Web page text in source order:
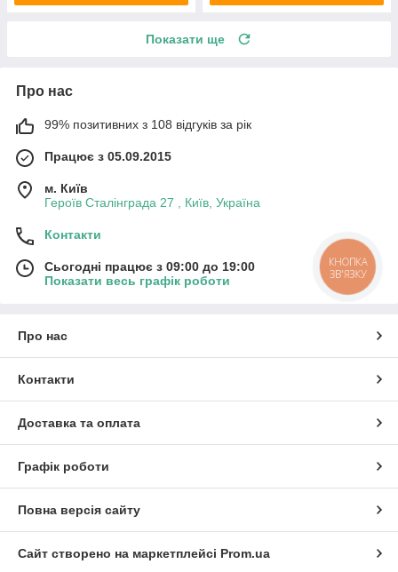
Показати ще
Про нас
99% позитивних з 108 відгуків за рік
Працює з 05.09.2015
м. Київ
Героїв Сталінграда 27 , Київ, Україна
Контакти
Сьогодні працює з 09:00 до 19:00
Показати весь графік роботи
Про нас
Контакти
Доставка та оплата
Графік роботи
Повна версія сайту
Сайт створено на маркетплейсі Prom.ua
КНОПКА
ЗВ'ЯЗКУ